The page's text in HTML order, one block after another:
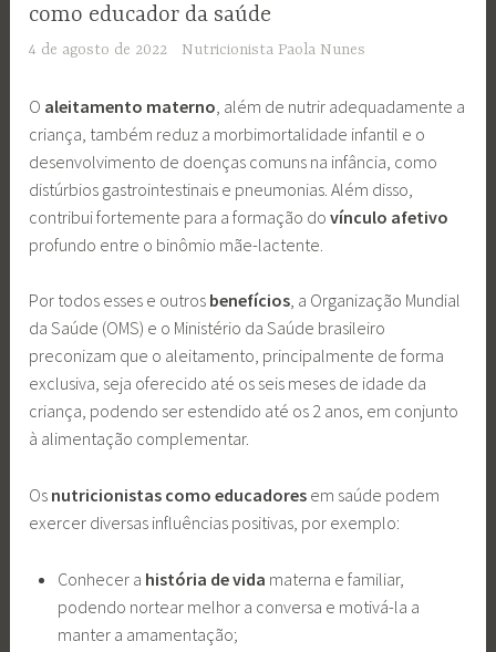
como educador da saúde
4 de agosto de 2022 Nutricionista Paola Nunes
O aleitamento materno , além de nutrir adequadamente a
criança, também reduz a morbimortalidade infantil e o
desenvolvimento de doenças comuns na infância, como
distúrbios gastrointestinais e pneumonias. Além disso,
contribui fortemente para a formação dovínculo afetivo
profundo entre o binômio mãe-lactente.
Por todos esses e outros benefícios, a Organização Mundial
da Saúde (OMS) e o Ministério da Saúde brasileiro
preconizam que o aleitamento, principalmente de forma
exclusiva, seja oferecido até os seis meses de idade da
criança, podendo ser estendido até os 2 anos, em conjunto
à alimentação complementar.
Os nutricionistas como educadores em saúde podem
exercer diversas influências positivas, por exemplo:
Conhecer a história de vida materna e familiar,
podendo nortear melhor a conversa e motivá-la a
manter a amamentação;